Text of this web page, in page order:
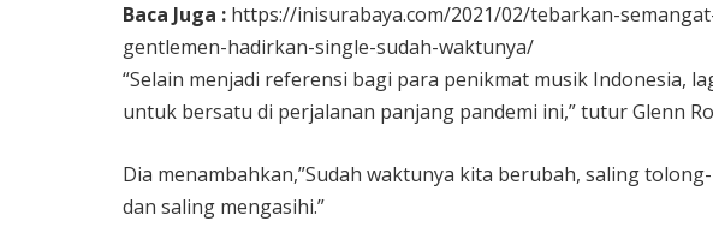
Baca Juga : https://inisurabaya.com/2021/02/tebarkan-
gentlemen-hadirkan-single-sudah-waktunya/
“Selain menjadi referensi bagi para penikmat musik Indonesia,
untuk bersatu di perjalanan panjang pandemi ini,” tutur Glenn
Dia menambahkan,”Sudah waktunya kita berubah, saling
dan saling mengasihi.”